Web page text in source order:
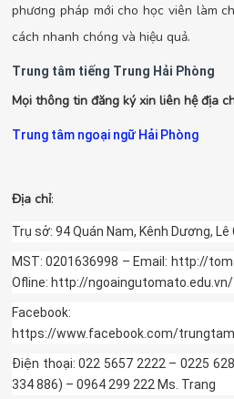
phương pháp mới cho học viên làm
cách nhanh chóng và hiệu quả.
Trung tâm tiếng Trung Hải Phòng
Mọi thông tin đăng ký xin liên hệ địa
Trung tâm ngoại ngữ Hải Phòng
Địa chỉ:
Trụ sở: 94 Quán Nam, Kênh Dương, Lê
MST: 0201636998 – Email: http://
Ofline: http://ngoaingutomato.edu.vn/
Facebook:
https://www.facebook.com/
Điện thoại: 022 5657 2222 – 0225
334 886) – 0964 299 222 Ms. Trang